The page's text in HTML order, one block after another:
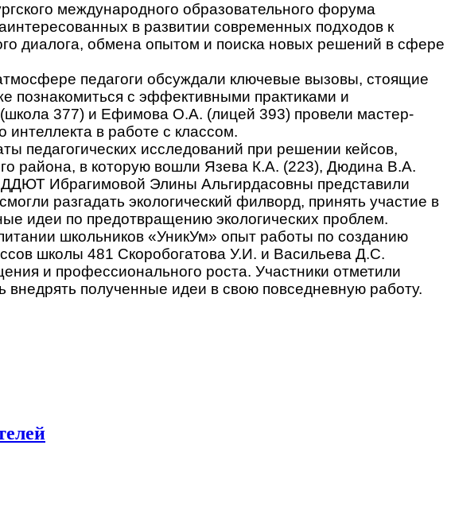
международного образовательного форума
в развитии современных подходов к
диалога, обмена опытом и поиска новых решений в сфере
педагоги обсуждали ключевые вызовы, стоящие
познакомиться с эффективными практиками и
377) и Ефимова О.А. (лицей 393) провели мастер-
в работе с классом.
педагогических исследований при решении кейсов,
района, в которую вошли Язева К.А. (223), Дюдина В.А.
Ибрагимовой Элины Альгирдасовны представили
разгадать экологический филворд, принять участие в
идеи по предотвращению экологических проблем.
школьников «УникУм» опыт работы по созданию
школы 481 Скоробогатова У.И. и Васильева Д.С.
и профессионального роста. Участники отметили
внедрять полученные идеи в свою повседневную работу.